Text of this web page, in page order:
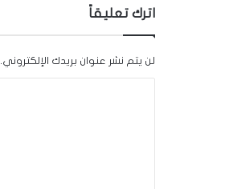
اترك تعليقاً
لن يتم نشر عنوان بريدك الإلكتروني.